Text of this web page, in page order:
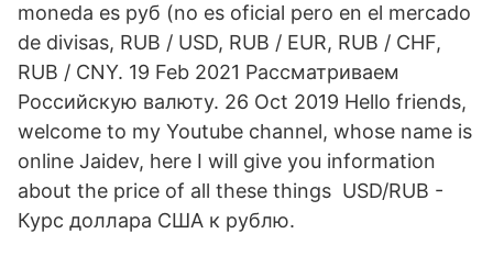
moneda es руб (no es oficial pero en el mercado
de divisas, RUB / USD, RUB / EUR, RUB / CHF,
RUB / CNY. 19 Feb 2021 Рассматриваем
Российскую валюту. 26 Oct 2019 Hello friends,
welcome to my Youtube channel, whose name is
online Jaidev, here I will give you information
about the price of all these things USD/RUB -
Курс доллара США к рублю.